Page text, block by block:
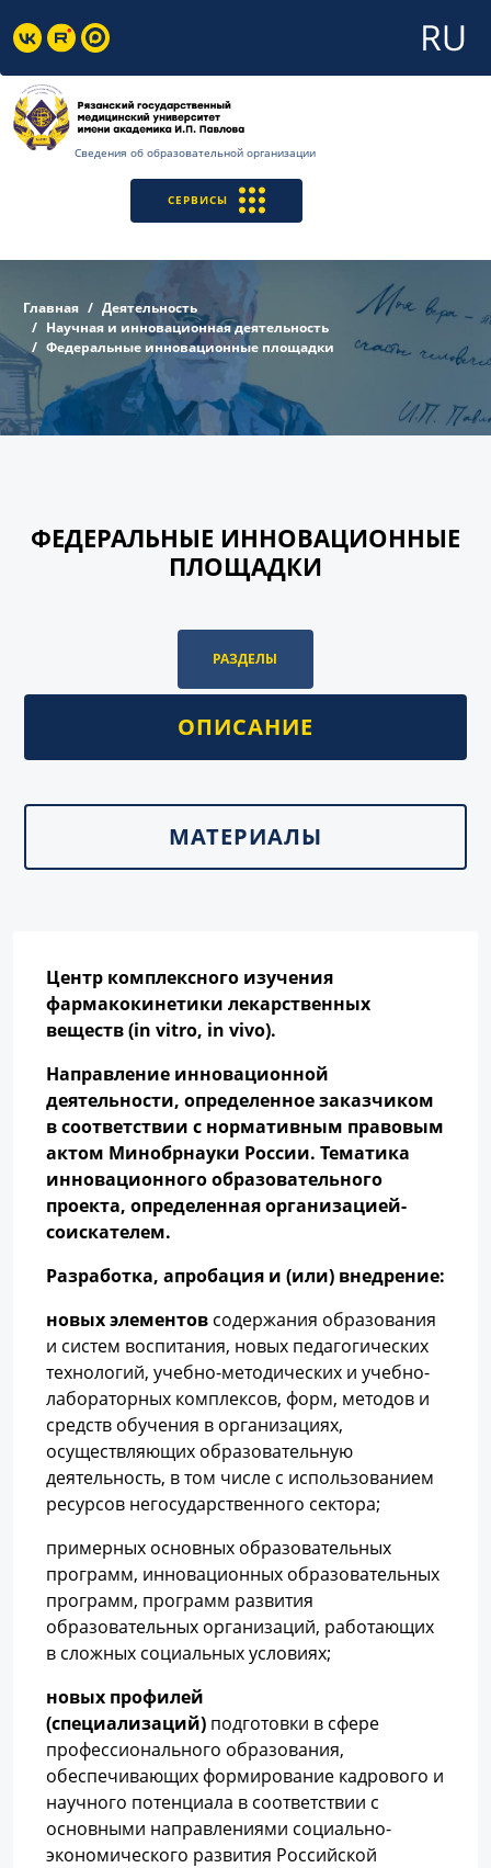
Сведения об образовательной организации
СЕРВИСЫ
Главная
Деятельность
Научная и инновационная деятельность
Федеральные инновационные площадки
ФЕДЕРАЛЬНЫЕ ИННОВАЦИОННЫЕ
ПЛОЩАДКИ
РАЗДЕЛЫ
ОПИСАНИЕ
МАТЕРИАЛЫ
Центр комплексного изучения
фармакокинетики лекарственных
веществ (in vitro, in vivo).
Направление инновационной
деятельности, определенное заказчиком
в соответствии с нормативным правовым
актом Минобрнауки России. Тематика
инновационного образовательного
проекта, определенная организацией-
соискателем.
Разработка, апробация и (или) внедрение:
новых элементов содержания образования
и систем воспитания, новых педагогических
технологий, учебно-методических и учебно-
лабораторных комплексов, форм, методов и
средств обучения в организациях,
осуществляющих образовательную
деятельность, в том числе с использованием
ресурсов негосударственного сектора;
примерных основных образовательных
программ, инновационных образовательных
программ, программ развития
образовательных организаций, работающих
в сложных социальных условиях;
новых профилей
(специализаций) подготовки в сфере
профессионального образования,
обеспечивающих формирование кадрового и
научного потенциала в соответствии с
основными направлениями социально-
экономического развития Российской